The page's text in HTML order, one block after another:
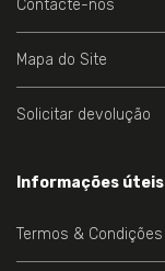
Contacte-nos
Mapa do Site
Solicitar devolução
Informações úteis
Termos & Condições